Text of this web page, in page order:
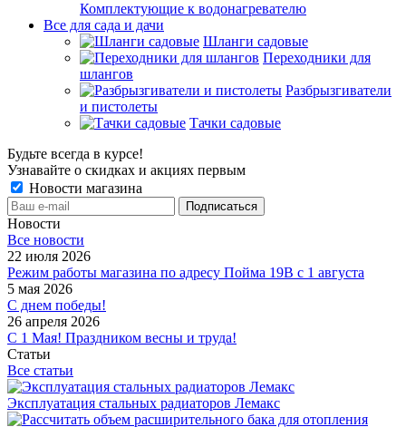
Комплектующие к водонагревателю
Все для сада и дачи
Шланги садовые
Переходники для
шлангов
Разбрызгиватели
и пистолеты
Тачки садовые
Будьте всегда в курсе!
Узнавайте о скидках и акциях первым
Новости магазина
Новости
Все новости
22 июля 2026
Режим работы магазина по адресу Пойма 19В с 1 августа
5 мая 2026
С днем победы!
26 апреля 2026
С 1 Мая! Праздником весны и труда!
Статьи
Все статьи
Эксплуатация стальных радиаторов Лемакс